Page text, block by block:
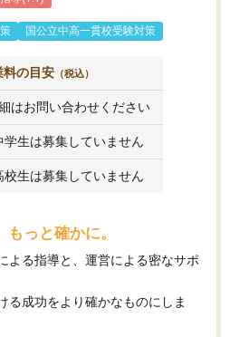
国公立中高一貫校受験対策
料の目安 （税込）
はお問い合わせください
学生は募集していません
校生は募集していません
っと確かに。
よる指導と、運営による密なサポ
る成功をより確かなものにしま